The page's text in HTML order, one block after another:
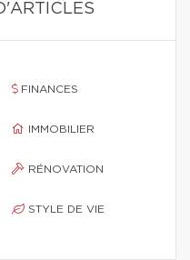
FINANCES
IMMOBILIER
RÉNOVATION
STYLE DE VIE